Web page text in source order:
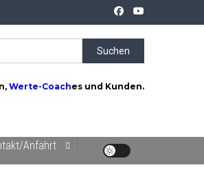
Suchen
nach:
Werte-Coaches und Kunden.
Anfahrt